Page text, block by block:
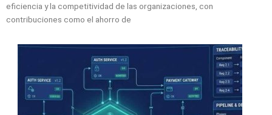
eficiencia y la competitividad de las organizaciones, con
contribuciones como el ahorro de